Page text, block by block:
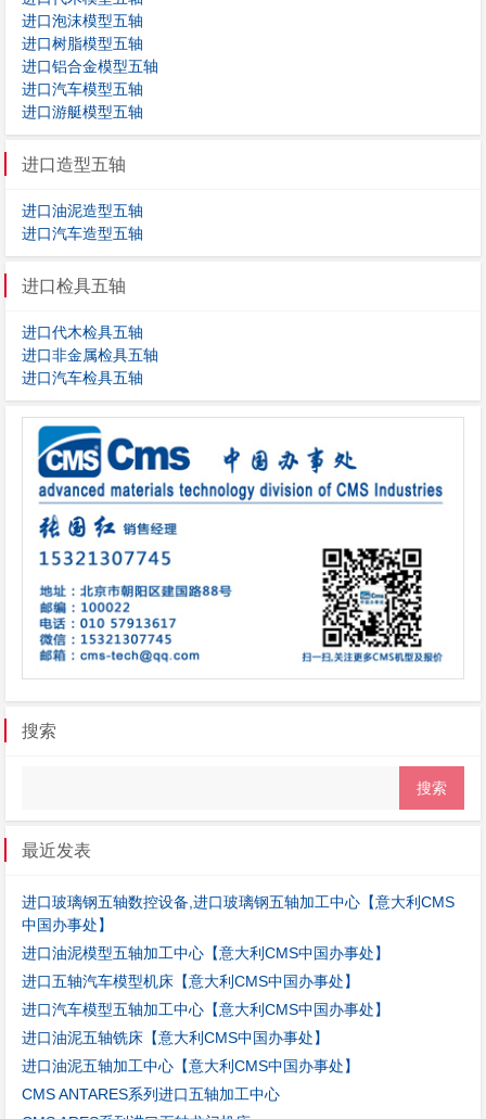
进口泡沫模型五轴
进口树脂模型五轴
进口铝合金模型五轴
进口汽车模型五轴
进口游艇模型五轴
进口造型五轴
进口油泥造型五轴
进口汽车造型五轴
进口检具五轴
进口代木检具五轴
进口非金属检具五轴
进口汽车检具五轴
搜索
最近发表
进口玻璃钢五轴数控设备,进口玻璃钢五轴加工中心【意大利CMS
中国办事处】
进口油泥模型五轴加工中心【意大利CMS中国办事处】
进口五轴汽车模型机床【意大利CMS中国办事处】
进口汽车模型五轴加工中心【意大利CMS中国办事处】
进口油泥五轴铣床【意大利CMS中国办事处】
进口油泥五轴加工中心【意大利CMS中国办事处】
CMS ANTARES系列进口五轴加工中心